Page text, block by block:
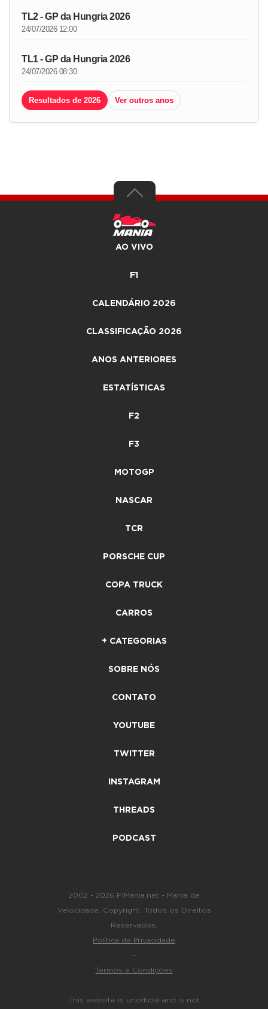
TL2 - GP da Hungria 2026
24/07/2026 12:00
TL1 - GP da Hungria 2026
24/07/2026 08:30
Resultados de 2026 Ver outros anos
AO VIVO
F1
CALENDÁRIO 2026
CLASSIFICAÇÃO 2026
ANOS ANTERIORES
ESTATÍSTICAS
F2
F3
MOTOGP
NASCAR
TCR
PORSCHE CUP
COPA TRUCK
CARROS
+ CATEGORIAS
SOBRE NÓS
CONTATO
YOUTUBE
TWITTER
INSTAGRAM
THREADS
PODCAST
2002 - 2026 F1Mania.net - Mania de
Velocidade. Copyright. Todos os Direitos
Reservados.
Política de Privacidade
-
Termos e Condições
This website is unofficial and is not